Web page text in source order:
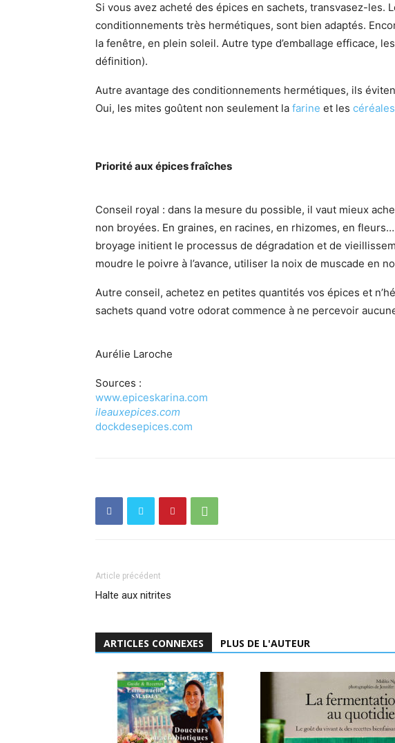
Si vous avez acheté des épices en sachets, transvasez-les.
conditionnements très hermétiques, sont bien adaptés.
la fenêtre, en plein soleil. Autre type d’emballage efficace,
définition).
Autre avantage des conditionnements hermétiques, ils
Oui, les mites goûtent non seulement la farine et les céréales
Priorité aux épices fraîches
Conseil royal : dans la mesure du possible, il vaut mieux
non broyées. En graines, en racines, en rhizomes, en
broyage initient le processus de dégradation et de
moudre le poivre à l’avance, utiliser la noix de muscade en
Autre conseil, achetez en petites quantités vos épices et
sachets quand votre odorat commence à ne percevoir
Aurélie Laroche
Sources :
www.epiceskarina.com
ileauxepices.com
dockdesepices.com
Article précédent
Halte aux nitrites
ARTICLES CONNEXES PLUS DE L'AUTEUR